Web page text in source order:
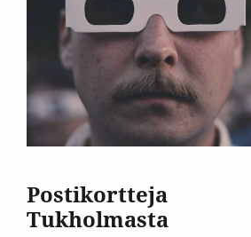
Postikortteja
Tukholmasta